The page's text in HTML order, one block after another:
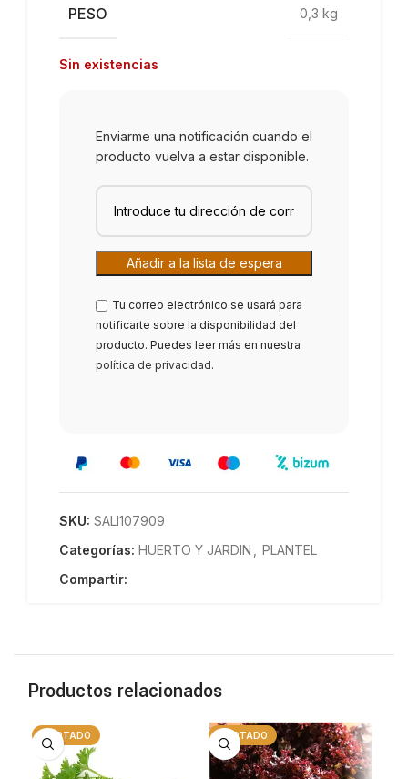
PESO 0,3 kg
Sin existencias
Enviarme una notificación cuando el
producto vuelva a estar disponible.
Tu correo electrónico se usará para
notificarte sobre la disponibilidad del
producto. Puedes leer más en nuestra
política de privacidad.
SKU: SALI107909
Categorías: HUERTO Y JARDIN
PLANTEL
Compartir:
Productos relacionados
AGOTADO AGOTADO